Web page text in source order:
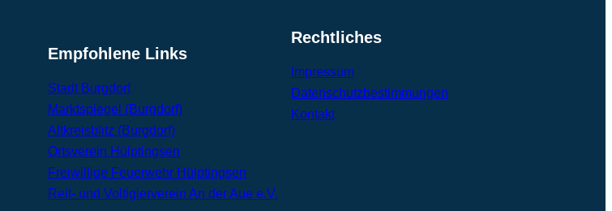
Empfohlene Links
Stadt Burgdorf
Marktspiegel (Burgdorf)
Altkreisblitz (Burgdorf)
Ortsverein Hülptingsen
Freiwillige Feuerwehr Hülptingsen
Reit- und Voltigierverein An der Aue e.V.
Rechtliches
Impressum
Datenschutzbestimmungen
Kontakt